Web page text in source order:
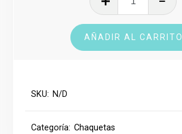
Deportiva
cantidad
AÑADIR AL CARRITO
SKU: N/D
Categoría:Chaquetas